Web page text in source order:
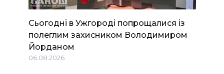
Сьогодні в Ужгороді попрощалися із
полеглим захисником Володимиром
Йорданом
06.08.2026